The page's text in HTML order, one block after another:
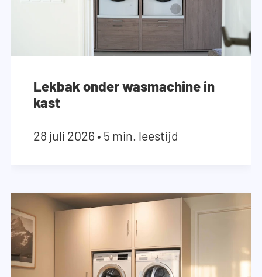
Lekbak onder wasmachine in
kast
28 juli 2026 • 5 min. leestijd